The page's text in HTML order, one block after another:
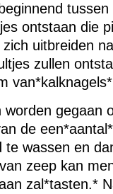
ontstaan die
uitbreiden
zullen
gegaan
de
wassen en
zeep kan
zal*tasten.*